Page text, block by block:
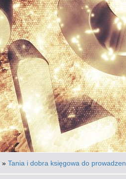
» Tania i dobra księgowa do